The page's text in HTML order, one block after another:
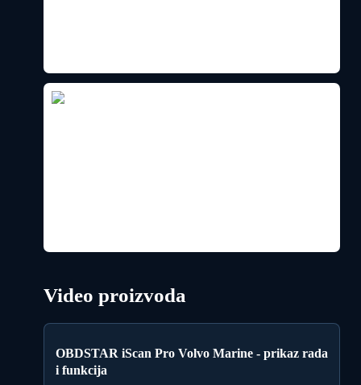
Video proizvoda
OBDSTAR iScan Pro Volvo Marine - prikaz rada
i funkcija